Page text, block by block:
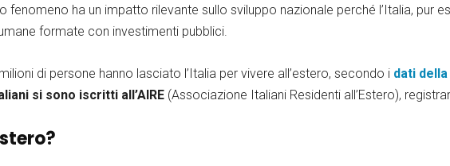
fenomeno ha un impatto rilevante sullo sviluppo nazionale perché l’Italia, pur
formate con investimenti pubblici.
di persone hanno lasciato l’Italia per vivere all’estero, secondo i dati della
si sono iscritti all’AIRE (Associazione Italiani Residenti all’Estero),